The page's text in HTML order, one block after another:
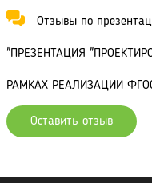
Отзывы по
"ПРЕЗЕНТАЦИЯ
РАМКАХ РЕАЛИЗАЦИИ
Оставить отзыв